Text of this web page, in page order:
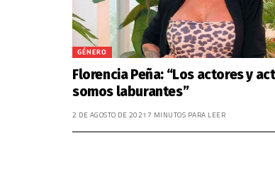
GÉNERO
Florencia Peña: “Los actores y
somos laburantes”
2 DE AGOSTO DE 2021 7 MINUTOS PARA LEER